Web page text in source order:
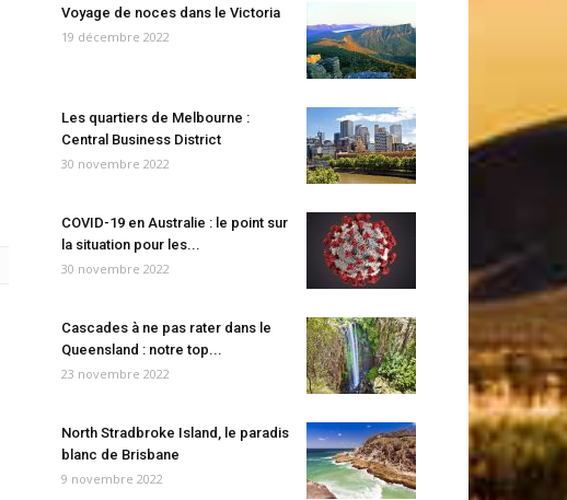
Voyage de noces dans le Victoria
19 décembre 2022
Les quartiers de Melbourne :
Central Business District
30 novembre 2022
COVID-19 en Australie : le point sur
la situation pour les...
30 novembre 2022
Cascades à ne pas rater dans le
Queensland : notre top...
23 novembre 2022
North Stradbroke Island, le paradis
blanc de Brisbane
9 novembre 2022